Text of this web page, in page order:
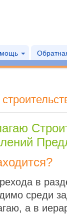
в
среди
а в